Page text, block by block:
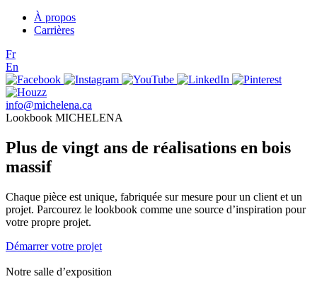
À propos
Carrières
Fr
En
info@michelena.ca
Lookbook MICHELENA
Plus de vingt ans de réalisations en bois
massif
Chaque pièce est unique, fabriquée sur mesure pour un client et un
projet. Parcourez le lookbook comme une source d’inspiration pour
votre propre projet.
Démarrer votre projet
Notre salle d’exposition